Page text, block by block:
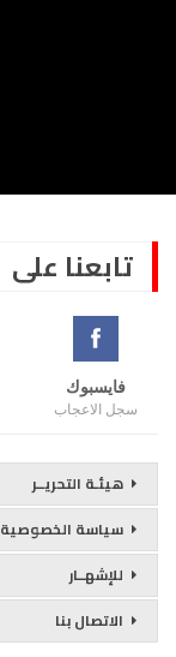
تابعنا على
فايسبوك
سجل الاعجاب
هيئـة التحريــر
سياسة الخصوصية
للإشهــار
الاتصال بنا